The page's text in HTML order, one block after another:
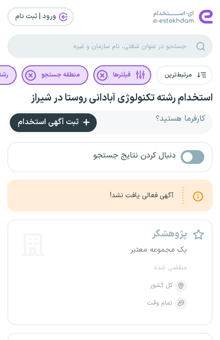
ورود | ثبت‌ نام
مرتبط‌ترین فیلترها منطقه جستجو
استخدام رشته تکنولوژی آبادانی روستا در شیراز
کارفرما هستید؟ ثبت آگهی استخدام
دنبال کردن نتایج جستجو
آگهی فعالی یافت نشد!
پژوهشگر
یک مجموعه معتبر
منقضی شده
کل کشور
تمام وقت